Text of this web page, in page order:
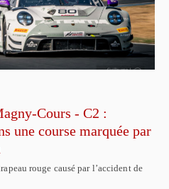
Cours - C2 :
une course marquée par
rouge causé par l’accident de